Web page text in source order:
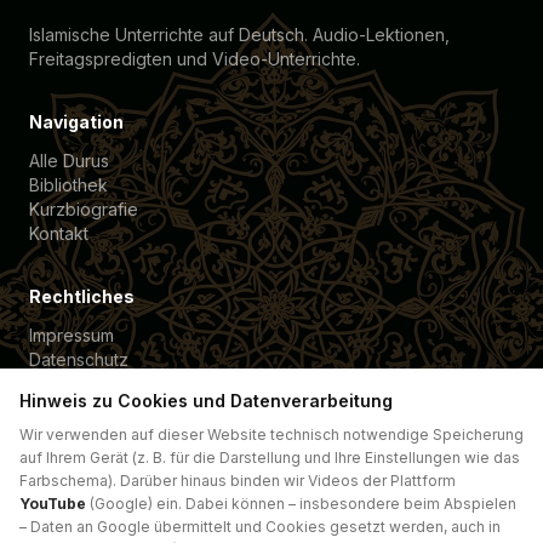
Islamische Unterrichte auf Deutsch. Audio-Lektionen,
Freitagspredigten und Video-Unterrichte.
Navigation
Alle Durus
Bibliothek
Kurzbiografie
Kontakt
Rechtliches
Impressum
Datenschutz
Spende für
Förderverein Güte e.V. →
Spende für
VMH Heidelberg →
Hinweis zu Cookies und Datenverarbeitung
Wir verwenden auf dieser Website technisch notwendige Speicherung
auf Ihrem Gerät (z. B. für die Darstellung und Ihre Einstellungen wie das
Farbschema). Darüber hinaus binden wir Videos der Plattform
YouTube (Google) ein. Dabei können – insbesondere beim Abspielen
– Daten an Google übermittelt und Cookies gesetzt werden, auch in